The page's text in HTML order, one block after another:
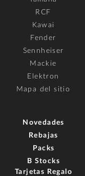
RCF
Kawai
Fender
Sennheiser
Mackie
Elektron
Mapa del sitio
Novedades
Rebajas
Packs
B Stocks
Tarjetas Regalo